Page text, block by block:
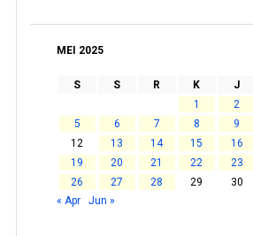
MEI 2025
S S R K J
1
2
5
6 7 8 9
12
13 14 15 16
19
20 21 22 23
26
27 28 29 30
« Apr
Jun »